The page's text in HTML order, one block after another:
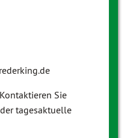
Sie
tagesaktuelle